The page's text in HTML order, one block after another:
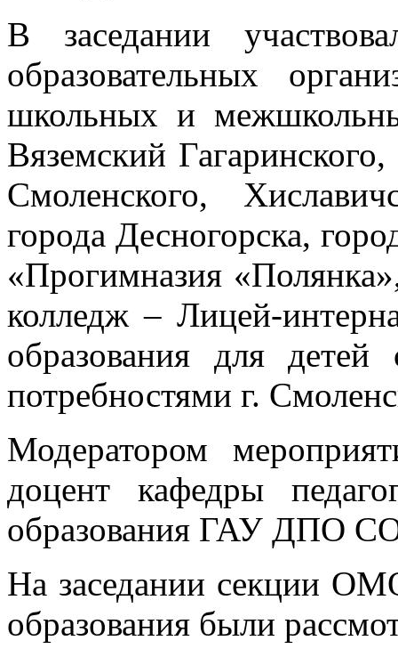
В заседании
образовательных
школьных и
Вяземский
Смоленского,
города Десногорска,
«Прогимназия
колледж – Лицей-
образования для
потребностями г.
Модератором
доцент кафедры
образования ГАУ ДПО
На заседании секции
образования были